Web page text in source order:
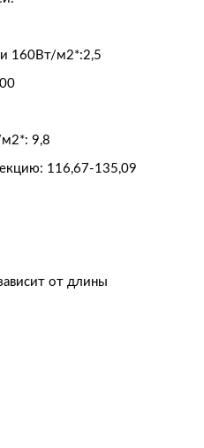
160Вт/м2*:2,5
м2*: 9,8
116,67-135,09
от длины